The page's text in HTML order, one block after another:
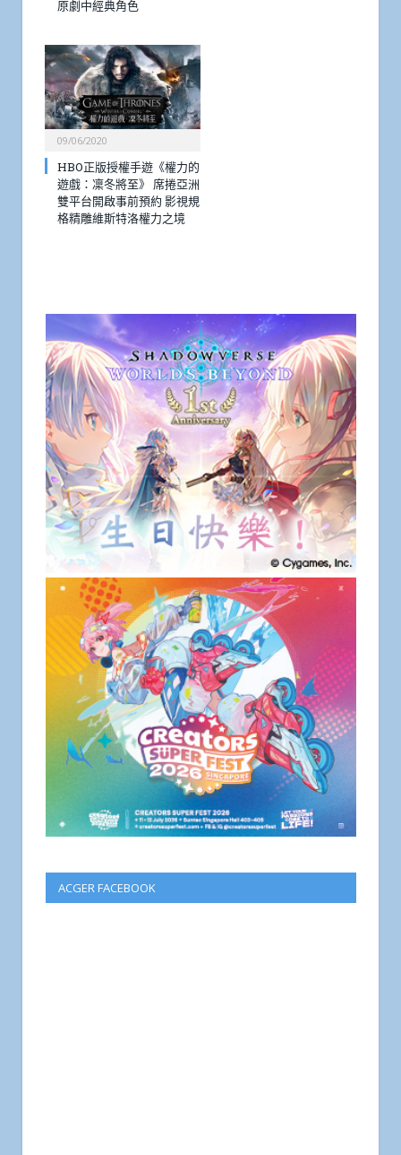
原劇中經典角色
09/06/2020
HBO正版授權手遊《權力的
遊戲：凜冬將至》 席捲亞洲
雙平台開啟事前預約 影視規
格精雕維斯特洛權力之境
ACGER FACEBOOK